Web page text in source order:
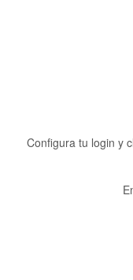
Configura tu login y